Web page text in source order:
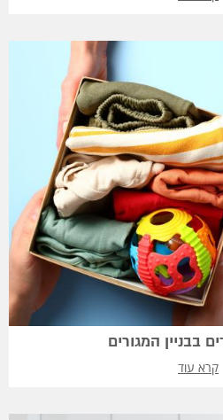
בבניין המגורים
קרא עוד